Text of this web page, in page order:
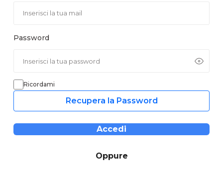
Password
Ricordami
Recupera la Password
Accedi
Oppure